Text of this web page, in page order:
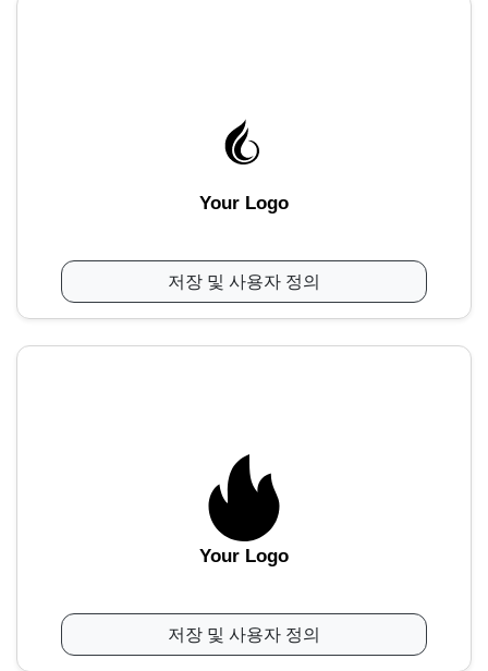
Your Logo
저장 및 사용자 정의
Your Logo
저장 및 사용자 정의